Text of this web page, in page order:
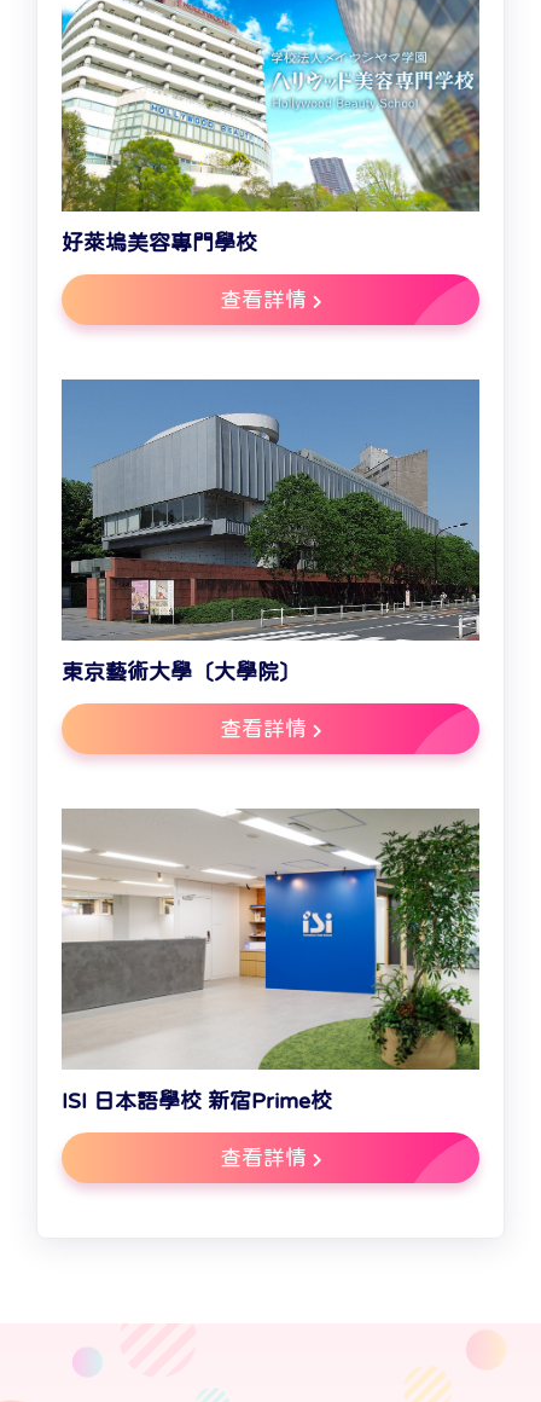
好萊塢美容專門學校
查看詳情
東京藝術大學〔大學院〕
查看詳情
ISI 日本語學校 新宿Prime校
查看詳情